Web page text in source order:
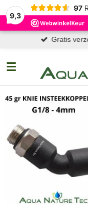
9,3
97
Gratis